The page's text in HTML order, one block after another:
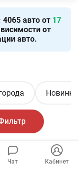
4065авто от 17
от
авто.
Чат Кабинет